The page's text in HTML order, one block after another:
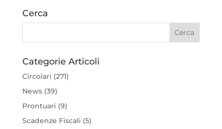
Cerca
Categorie Articoli
Circolari (271)
News(39)
Prontuari (9)
Scadenze Fiscali (5)